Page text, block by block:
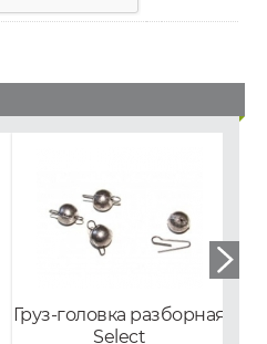
Груз-головка разборная
Select